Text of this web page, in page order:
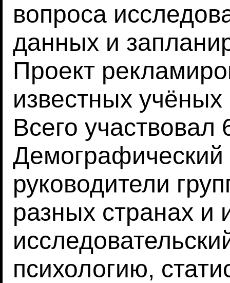
вопроса
данных и
Проект
известных
Всего
Демографический
руководители
разных странах и
психологию,